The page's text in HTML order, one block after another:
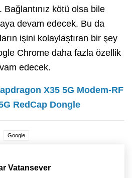
Bağlantınız kötü olsa bile
devam edecek. Bu da
işini kolaylaştıran bir şey
Chrome daha fazla özellik
edecek.
X35 5G Modem-RF
RedCap Dongle
Google
Vatansever